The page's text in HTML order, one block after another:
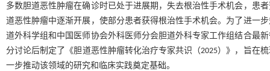
多数胆道恶性肿瘤在确诊时已处于进展期，失去根治性手术机会，患
道恶性肿瘤中逐渐开展，使部分患者获得根治性手术机会。为了进一
道外科学组和中国医师协会外科医师分会胆道外科专家工作组结合最
分讨论后制定了《胆道恶性肿瘤转化治疗专家共识（2025）》，旨在
一步推动该领域的研究和临床实践奠定基础。